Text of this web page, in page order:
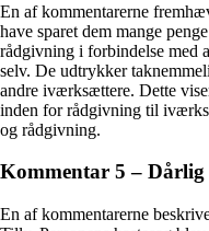
En af kommentarerne
have sparet dem mange
rådgivning i forbindelse med
selv. De udtrykker
andre iværksættere. Dette
inden for rådgivning til
og rådgivning.
Kommentar 5 – Dårlig
En af kommentarerne